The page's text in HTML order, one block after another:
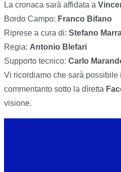
La cronaca sarà affidata a
Bordo Campo: Franco Bifano
Riprese a cura di: Stefano
Regia: Antonio Blefari
Supporto tecnico: Carlo
Vi ricordiamo che sarà possibile
commentanto sotto la dìretta
visione.